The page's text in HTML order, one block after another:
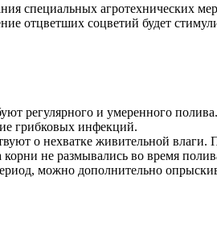
специальных агротехнических
отцветших соцветий будет
регулярного и умеренного полива.
грибковых инфекций.
о нехватке живительной
не размывались во время
можно дополнительно